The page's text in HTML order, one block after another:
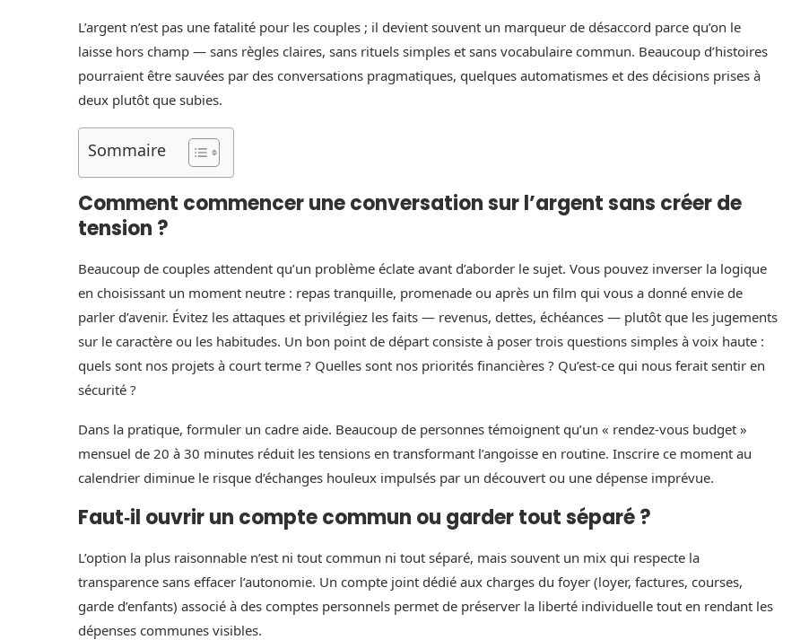
L’argent n’est pas une fatalité pour les couples ; il devient souvent un marqueur de désaccord parce qu’on le
laisse hors champ — sans règles claires, sans rituels simples et sans vocabulaire commun. Beaucoup d’histoires
pourraient être sauvées par des conversations pragmatiques, quelques automatismes et des décisions prises à
deux plutôt que subies.
Sommaire
Comment commencer une conversation sur l’argent sans créer de
tension ?
Beaucoup de couples attendent qu’un problème éclate avant d’aborder le sujet. Vous pouvez inverser la logique
en choisissant un moment neutre : repas tranquille, promenade ou après un film qui vous a donné envie de
parler d’avenir. Évitez les attaques et privilégiez les faits — revenus, dettes, échéances — plutôt que les jugements
sur le caractère ou les habitudes. Un bon point de départ consiste à poser trois questions simples à voix haute :
quels sont nos projets à court terme ? Quelles sont nos priorités financières ? Qu’est-ce qui nous ferait sentir en
sécurité ?
Dans la pratique, formuler un cadre aide. Beaucoup de personnes témoignent qu’un « rendez‑vous budget »
mensuel de 20 à 30 minutes réduit les tensions en transformant l’angoisse en routine. Inscrire ce moment au
calendrier diminue le risque d’échanges houleux impulsés par un découvert ou une dépense imprévue.
Faut‑il ouvrir un compte commun ou garder tout séparé ?
L’option la plus raisonnable n’est ni tout commun ni tout séparé, mais souvent un mix qui respecte la
transparence sans effacer l’autonomie. Un compte joint dédié aux charges du foyer (loyer, factures, courses,
garde d’enfants) associé à des comptes personnels permet de préserver la liberté individuelle tout en rendant les
dépenses communes visibles.